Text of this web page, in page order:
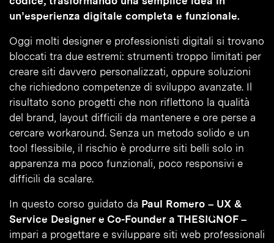
un’esperienza digitale completa e funzionale.
Oggi molti designer e professionisti digitali si trovano
bloccati tra due estremi: strumenti troppo limitati per
creare siti davvero personalizzati, oppure soluzioni
che richiedono competenze di sviluppo avanzate. Il
risultato sono progetti che non riflettono la qualità
del brand, layout difficili da mantenere e ore perse a
cercare workaround. Senza un metodo solido e un
tool flessibile, il rischio è produrre siti belli solo in
apparenza ma poco funzionali, poco responsivi e
difficili da scalare.
In questo corso guidato da Paul Romero – UX &
Service Designer e Co-Founder a THESIGNOF –
impari a progettare e sviluppare siti web professionali